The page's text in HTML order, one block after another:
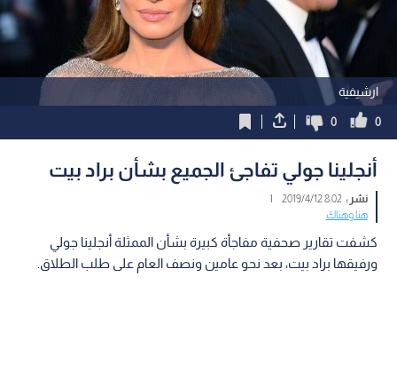
ارشيفية
0
0
أنجلينا جولي تفاجئ الجميع بشأن براد بيت
نشر :8:02 2019/4/12
|
هنا وهناك
كشفت تقارير صحفية مفاجأة كبيرة بشأن الممثلة أنجلينا جولي
ورفيقها براد بيت، بعد نحو عامين ونصف العام على طلب الطلاق.